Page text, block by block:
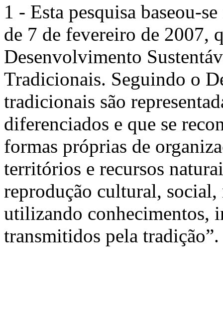
1 - Esta pesquisa baseou-
de 7 de fevereiro de 2007,
Desenvolvimento
Tradicionais. Seguindo o
tradicionais são
diferenciados e que se
formas próprias de
territórios e recursos
reprodução cultural,
utilizando conhecimentos,
transmitidos pela tradição”.